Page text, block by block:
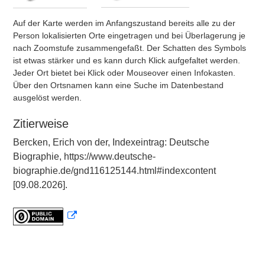
Auf der Karte werden im Anfangszustand bereits alle zu der
Person lokalisierten Orte eingetragen und bei Überlagerung je
nach Zoomstufe zusammengefaßt. Der Schatten des Symbols
ist etwas stärker und es kann durch Klick aufgefaltet werden.
Jeder Ort bietet bei Klick oder Mouseover einen Infokasten.
Über den Ortsnamen kann eine Suche im Datenbestand
ausgelöst werden.
Zitierweise
Bercken, Erich von der, Indexeintrag: Deutsche
Biographie, https://www.deutsche-
biographie.de/gnd116125144.html#indexcontent
[09.08.2026].